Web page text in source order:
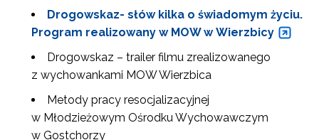
Drogowskaz- słów kilka o świadomym życiu.
Program realizowany w MOW w Wierzbicy
Drogowskaz – trailer filmu zrealizowanego
z wychowankami MOW Wierzbica
Metody pracy resocjalizacyjnej
w Młodzieżowym Ośrodku Wychowawczym
w Gostchorzy